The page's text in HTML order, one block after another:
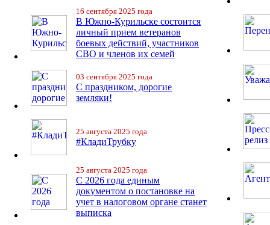
16 сентября 2025 года
В Южно-Курильске состоится
личный прием ветеранов
боевых действий, участников
СВО и членов их семей
03 сентября 2025 года
С праздником, дорогие
земляки!
25 августа 2025 года
#КладиТрубку
25 августа 2025 года
С 2026 года единым
документом о постановке на
учет в налоговом органе станет
выписка